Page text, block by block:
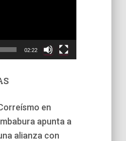
02:22
en
apunta a
alianza con